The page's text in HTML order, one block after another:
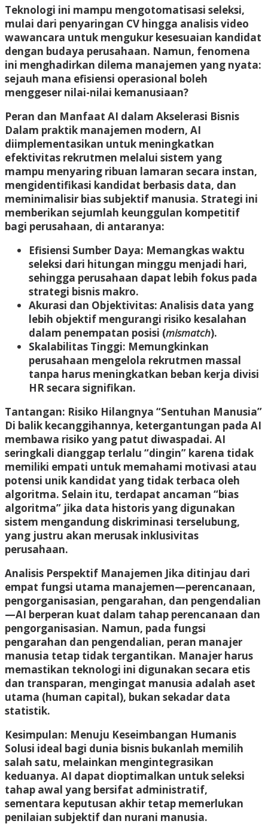
Teknologi ini mampu mengotomatisasi seleksi,
mulai dari penyaringan CV hingga analisis video
wawancara untuk mengukur kesesuaian kandidat
dengan budaya perusahaan. Namun, fenomena
ini menghadirkan dilema manajemen yang nyata:
sejauh mana efisiensi operasional boleh
menggeser nilai-nilai kemanusiaan?
Peran dan Manfaat AI dalam Akselerasi Bisnis
Dalam praktik manajemen modern, AI
diimplementasikan untuk meningkatkan
efektivitas rekrutmen melalui sistem yang
mampu menyaring ribuan lamaran secara instan,
mengidentifikasi kandidat berbasis data, dan
meminimalisir bias subjektif manusia. Strategi ini
memberikan sejumlah keunggulan kompetitif
bagi perusahaan, di antaranya:
Efisiensi Sumber Daya: Memangkas waktu
seleksi dari hitungan minggu menjadi hari,
sehingga perusahaan dapat lebih fokus pada
strategi bisnis makro.
Akurasi dan Objektivitas: Analisis data yang
lebih objektif mengurangi risiko kesalahan
dalam penempatan posisi (mismatch).
Skalabilitas Tinggi: Memungkinkan
perusahaan mengelola rekrutmen massal
tanpa harus meningkatkan beban kerja divisi
HR secara signifikan.
Tantangan: Risiko Hilangnya “Sentuhan Manusia”
Di balik kecanggihannya, ketergantungan pada AI
membawa risiko yang patut diwaspadai. AI
seringkali dianggap terlalu “dingin” karena tidak
memiliki empati untuk memahami motivasi atau
potensi unik kandidat yang tidak terbaca oleh
algoritma. Selain itu, terdapat ancaman “bias
algoritma” jika data historis yang digunakan
sistem mengandung diskriminasi terselubung,
yang justru akan merusak inklusivitas
perusahaan.
Analisis Perspektif Manajemen Jika ditinjau dari
empat fungsi utama manajemen—perencanaan,
pengorganisasian, pengarahan, dan pengendalian
—AI berperan kuat dalam tahap perencanaan dan
pengorganisasian. Namun, pada fungsi
pengarahan dan pengendalian, peran manajer
manusia tetap tidak tergantikan. Manajer harus
memastikan teknologi ini digunakan secara etis
dan transparan, mengingat manusia adalah aset
utama (human capital), bukan sekadar data
statistik.
Kesimpulan: Menuju Keseimbangan Humanis
Solusi ideal bagi dunia bisnis bukanlah memilih
salah satu, melainkan mengintegrasikan
keduanya. AI dapat dioptimalkan untuk seleksi
tahap awal yang bersifat administratif,
sementara keputusan akhir tetap memerlukan
penilaian subjektif dan nurani manusia.